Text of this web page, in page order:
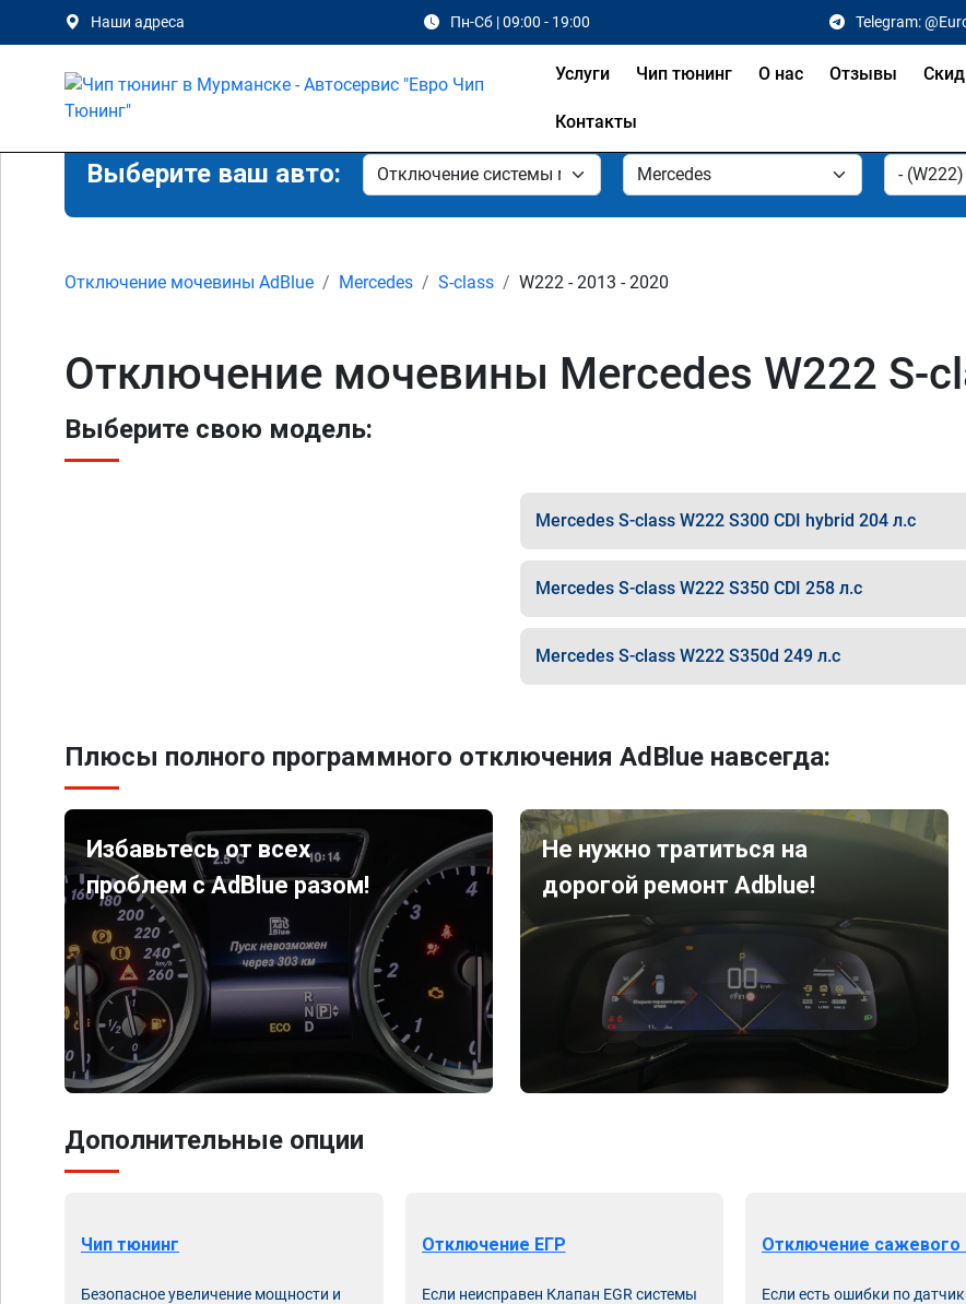
Наши адреса Пн-Сб | 09:00 - 19:00 Telegram:
Услуги Чип тюнинг О нас Отзывы
Контакты
Выберите ваш авто:
Отключение мочевины AdBlue Mercedes S-class W222 - 2013 - 2020
Отключение мочевины Mercedes W222 S-
Выберите свою модель:
Mercedes S-class W222 S300 CDI hybrid 204 л.с
Mercedes S-class W222 S350 CDI 258 л.с
Mercedes S-class W222 S350d 249 л.с
Плюсы полного программного отключения AdBlue навсегда:
Избавьтесь от всех
проблем с AdBlue разом!
Не нужно тратиться на
дорогой ремонт Adblue!
Дополнительные опции
Чип тюнинг
Безопасное увеличение мощности и
Отключение ЕГР
Если неисправен Клапан EGR системы
Отключение сажевого
Если есть ошибки по